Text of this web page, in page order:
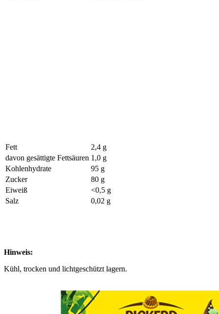
Fett
2,4 g
davon gesättigte Fettsäuren 1,0 g
Kohlenhydrate
95 g
Zucker
80 g
Eiweiß
<0,5 g
Salz
0,02 g
Hinweis:
Kühl, trocken und lichtgeschützt lagern.